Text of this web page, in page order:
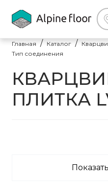
Главная Каталог
Тип соединения
ПЛИТКА